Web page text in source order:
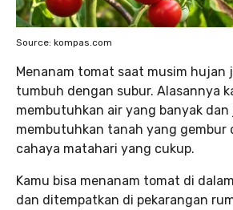
Source: kompas.com
Menanam tomat saat musim hujan
tumbuh dengan subur. Alasannya
membutuhkan air yang banyak dan
membutuhkan tanah yang gembur
cahaya matahari yang cukup.
Kamu bisa menanam tomat di
dan ditempatkan di pekarangan